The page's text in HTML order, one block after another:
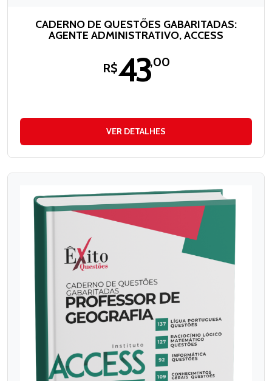
CADERNO DE QUESTÕES GABARITADAS:
AGENTE ADMINISTRATIVO, ACCESS
R$43,00
VER DETALHES